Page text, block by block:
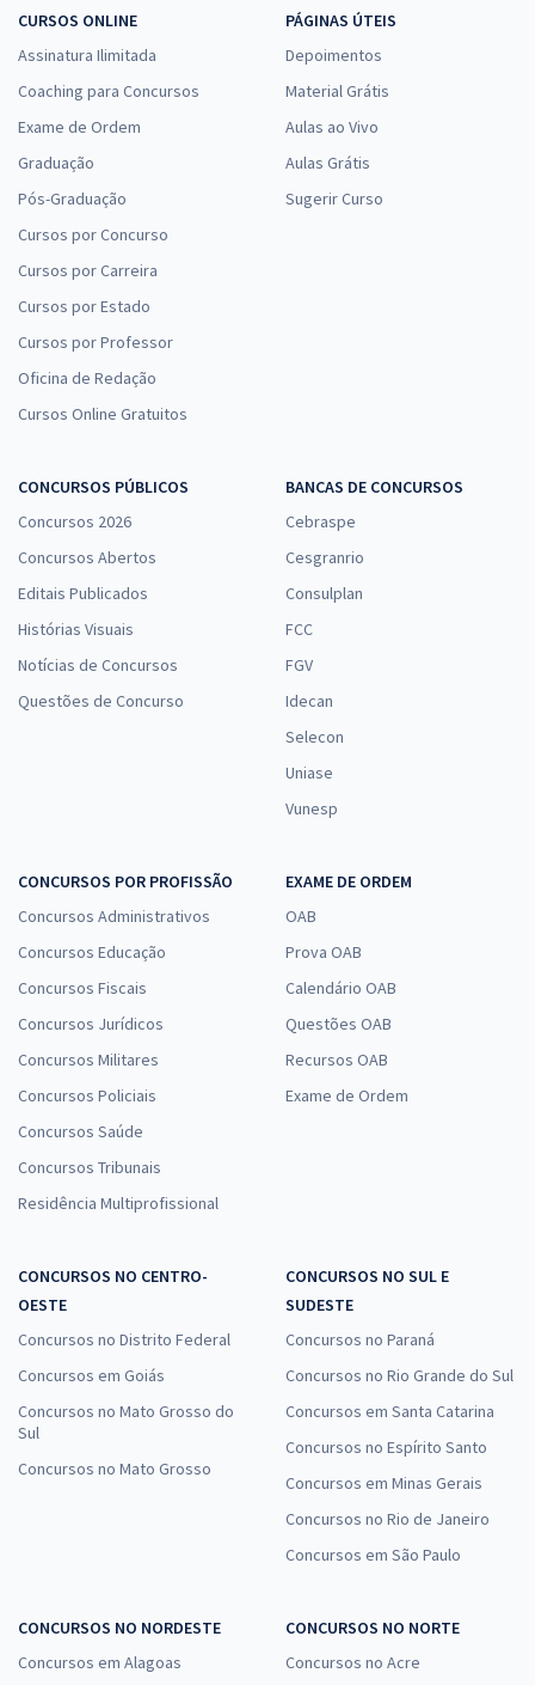
CURSOS ONLINE
Assinatura Ilimitada
Coaching para Concursos
Exame de Ordem
Graduação
Pós-Graduação
Cursos por Concurso
Cursos por Carreira
Cursos por Estado
Cursos por Professor
Oficina de Redação
Cursos Online Gratuitos
PÁGINAS ÚTEIS
Depoimentos
Material Grátis
Aulas ao Vivo
Aulas Grátis
Sugerir Curso
CONCURSOS PÚBLICOS
Concursos 2026
Concursos Abertos
Editais Publicados
Histórias Visuais
Notícias de Concursos
Questões de Concurso
BANCAS DE CONCURSOS
Cebraspe
Cesgranrio
Consulplan
FCC
FGV
Idecan
Selecon
Uniase
Vunesp
CONCURSOS POR PROFISSÃO
Concursos Administrativos
Concursos Educação
Concursos Fiscais
Concursos Jurídicos
Concursos Militares
Concursos Policiais
Concursos Saúde
Concursos Tribunais
Residência Multiprofissional
EXAME DE ORDEM
OAB
Prova OAB
Calendário OAB
Questões OAB
Recursos OAB
Exame de Ordem
CONCURSOS NO CENTRO-
OESTE
Concursos no Distrito Federal
Concursos em Goiás
Concursos no Mato Grosso do
Sul
Concursos no Mato Grosso
CONCURSOS NO SUL E
SUDESTE
Concursos no Paraná
Concursos no Rio Grande do Sul
Concursos em Santa Catarina
Concursos no Espírito Santo
Concursos em Minas Gerais
Concursos no Rio de Janeiro
Concursos em São Paulo
CONCURSOS NO NORDESTE
Concursos em Alagoas
CONCURSOS NO NORTE
Concursos no Acre